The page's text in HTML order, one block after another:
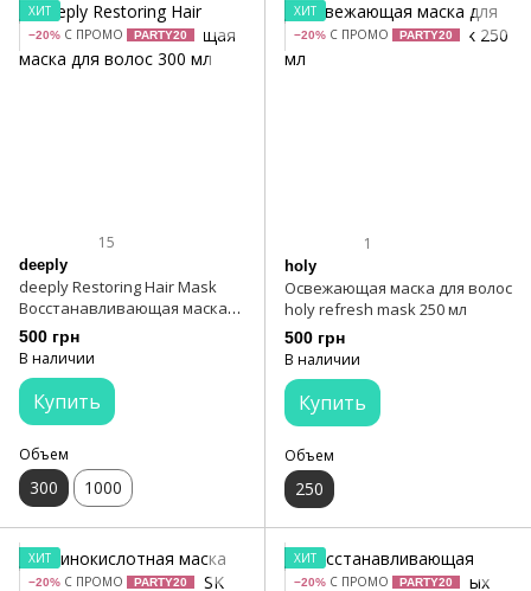
ХИТ
−20% С ПРОМО PARTY20
15
deeply
deeply Restoring Hair Mask
Восстанавливающая маска
для волос 300 мл
500 грн
В наличии
Купить
Объем
300 1000
ХИТ
−20% С ПРОМО PARTY20
1
holy
Освежающая маска для волос
holy refresh mask 250 мл
500 грн
В наличии
Купить
Объем
250
ХИТ
−20% С ПРОМО PARTY20
ХИТ
−20% С ПРОМО PARTY20